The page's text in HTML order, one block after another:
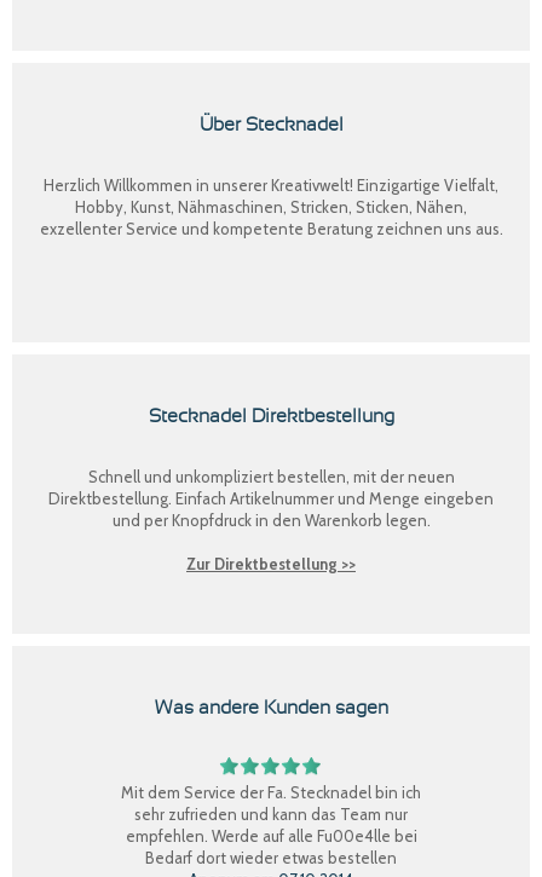
Über Stecknadel
Herzlich Willkommen in unserer Kreativwelt! Einzigartige Vielfalt,
Hobby, Kunst, Nähmaschinen, Stricken, Sticken, Nähen,
exzellenter Service und kompetente Beratung zeichnen uns aus.
Stecknadel Direktbestellung
Schnell und unkompliziert bestellen, mit der neuen
Direktbestellung . Einfach Artikelnummer und Menge eingeben
und per Knopfdruck in den Warenkorb legen.
Zur Direktbestellung >>
Was andere Kunden sagen
Mit dem Service der Fa. Stecknadel bin ich
sehr zufrieden und kann das Team nur
empfehlen. Werde auf alle Fu00e4lle bei
Bedarf dort wieder etwas bestellen